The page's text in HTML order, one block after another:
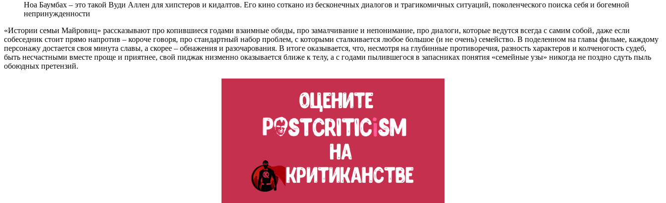
Ноа Баумбах – это такой Вуди Аллен для хипстеров и кидалтов. Его кино соткано из бесконечных диалогов и трагикомичных ситуаций, поколенческого поиска себя и богемной
непринужденности
«Истории семьи Майровиц» рассказывают про копившиеся годами взаимные обиды, про замалчивание и непонимание, про диалоги, которые ведутся всегда с самим собой, даже если
собеседник стоит прямо напротив – короче говоря, про стандартный набор проблем, с которыми сталкивается любое большое (и не очень) семейство. В поделенном на главы фильме, каждому
персонажу достается своя минута славы, а скорее – обнажения и разочарования. В итоге оказывается, что, несмотря на глубинные противоречия, разность характеров и колченогость судеб,
быть несчастными вместе проще и приятнее, свой пиджак низменно оказывается ближе к телу, а с годами пылившегося в запасниках понятия «семейные узы» никогда не поздно сдуть пыль
обоюдных претензий.